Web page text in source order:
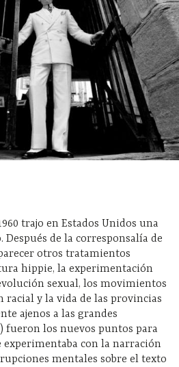
trajo en Estados Unidos una
de la corresponsalía de
otros tratamientos
hippie, la experimentación
sexual, los movimientos
y la vida de las provincias
ajenos a las grandes
fueron los nuevos puntos para
con la narración
mentales sobre el texto